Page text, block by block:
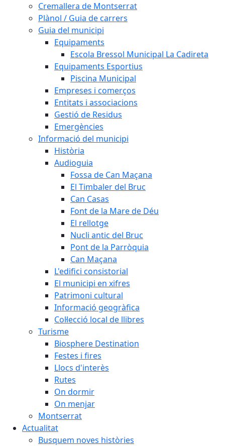
Cremallera de Montserrat
Plànol / Guia de carrers
Guia del municipi
Equipaments
Escola Bressol Municipal La Cadireta
Equipaments Esportius
Piscina Municipal
Empreses i comerços
Entitats i associacions
Gestió de Residus
Emergències
Informació del municipi
Història
Audioguia
Fossa de Can Maçana
El Timbaler del Bruc
Can Casas
Font de la Mare de Déu
El rellotge
Nucli antic del Bruc
Pont de la Parròquia
Can Maçana
L'edifici consistorial
El municipi en xifres
Patrimoni cultural
Informació geogràfica
Col·lecció local de llibres
Turisme
Biosphere Destination
Festes i fires
Llocs d'interès
Rutes
On dormir
On menjar
Montserrat
Actualitat
Busquem noves històries